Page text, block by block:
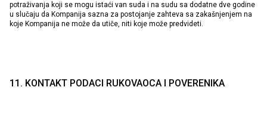
potraživanja koji se mogu istaći van suda i na sudu sa dodatne dve godine
u slučaju da Kompanija sazna za postojanje zahteva sa zakašnjenjem na
koje Kompanija ne može da utiče, niti koje može predvideti.
11. KONTAKT PODACI RUKOVAOCA I POVERENIKA